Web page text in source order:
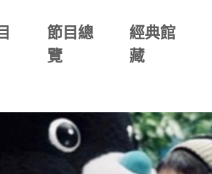
節目總
覽
經典館
藏